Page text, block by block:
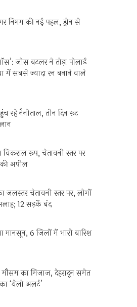
निगम की नई पहल, ड्रोन से
जोस बटलर ने तोड़ा पोलार्ड
में सबसे ज्यादा रन बनाने वाले
रहे नैनीताल, तीन दिन रूट
विकराल रूप, चेतावनी स्तर पर
की अपील
जलस्तर चेतावनी स्तर पर, लोगों
12 सड़कें बंद
मानसून, 6 जिलों में भारी बारिश
मौसम का मिजाज, देहरादून समेत
‘येलो अलर्ट’